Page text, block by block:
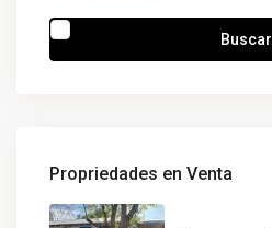
Buscar
Propriedades en Venta